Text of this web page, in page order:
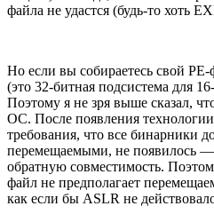
файла не удастся (будь-то хоть
Но если вы собираетесь свой PE-
(это 32-битная подсистема для
Поэтому я не зря выше сказал,
ОС. После появления
требования, что все бинарники
перемещаемыми, не появилось
обратную совместимость.
файл не предполагает
как если бы ASLR не